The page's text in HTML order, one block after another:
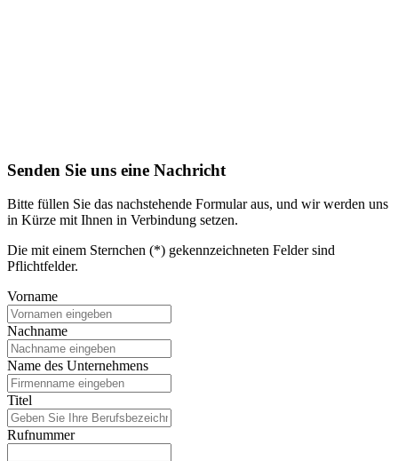
Senden Sie uns eine Nachricht
Bitte füllen Sie das nachstehende Formular aus, und wir werden uns
in Kürze mit Ihnen in Verbindung setzen.
Die mit einem Sternchen (*) gekennzeichneten Felder sind
Pflichtfelder.
Vorname
Nachname
Name des Unternehmens
Titel
Rufnummer